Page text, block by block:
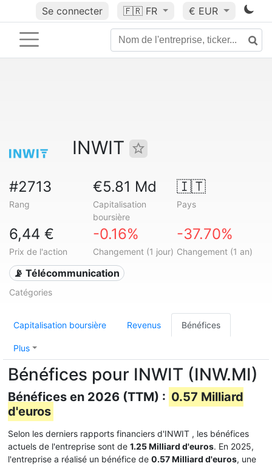
Se connecter 🇫🇷 FR € EUR
INWIT
#2713
Rang
€5.81 Md
Capitalisation
boursière
🇮🇹
Pays
6,44 €
Prix de l'action
-0.16%
Changement (1 jour)
-37.70%
Changement (1 an)
📡 Télécommunication
Catégories
Capitalisation boursière Revenus Bénéfices
Plus
Bénéfices pour INWIT (INW.MI)
Bénéfices en 2026 (TTM) : 0.57 Milliard
d'euros
Selon les derniers rapports financiers d'INWIT , les bénéfices
actuels de l'entreprise sont de 1.25 Milliard d'euros. En 2025,
l'entreprise a réalisé un bénéfice de 0.57 Milliard d'euros, une